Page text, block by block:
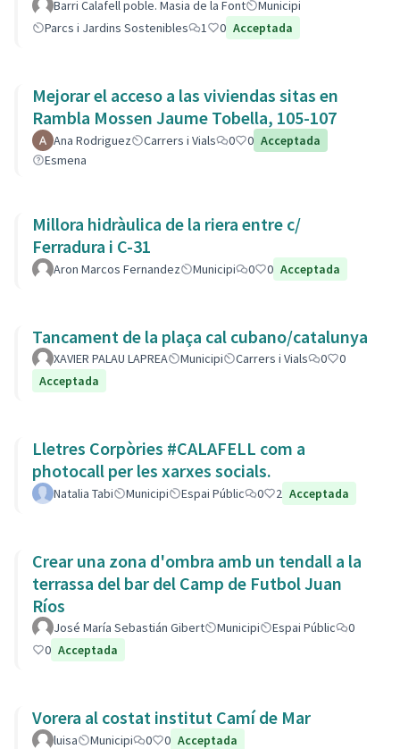
barri.Barri Calafell poble. Masia de la Font
Municipi
Parcs i Jardins Sostenibles
1 0 Acceptada
Mejorar el acceso a las viviendas sitas en
Rambla Mossen Jaume Tobella, 105-107
Ana Rodriguez Carrers i Vials 0 0 Acceptada
Esmena
Millora hidràulica de la riera entre c/
Ferradura i C-31
Aron Marcos Fernandez Municipi 0 0 Acceptada
Tancament de la plaça cal cubano/catalunya
XAVIER PALAU LAPREA Municipi Carrers i Vials 0
0
Acceptada
Lletres Corpòries #CALAFELL com a
photocall per les xarxes socials.
Natalia Tabi Municipi Espai Públic 0 2 Acceptada
Crear una zona d'ombra amb un tendall a la
terrassa del bar del Camp de Futbol Juan
Ríos
José María Sebastián Gibert Municipi Espai Públic
0
0 Acceptada
Vorera al costat institut Camí de Mar
luisa Municipi 0 0 Acceptada